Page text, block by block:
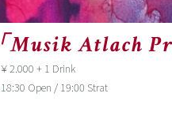
「Musik Atlach
￥2.000 + 1 Drink
18:30 Open / 19:00 Strat